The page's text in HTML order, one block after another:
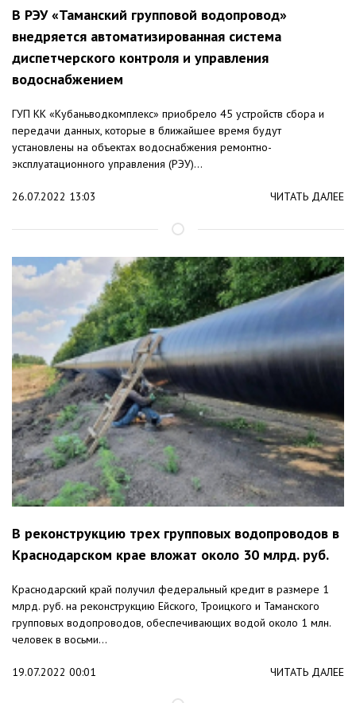
В РЭУ «Таманский групповой водопровод»
внедряется автоматизированная система
диспетчерского контроля и управления
водоснабжением
ГУП КК «Кубаньводкомплекс» приобрело 45 устройств сбора и
передачи данных, которые в ближайшее время будут
установлены на объектах водоснабжения ремонтно-
эксплуатационного управления (РЭУ)...
26.07.2022 13:03 ЧИТАТЬ ДАЛЕЕ
В реконструкцию трех групповых водопроводов в
Краснодарском крае вложат около 30 млрд. руб.
Краснодарский край получил федеральный кредит в размере 1
млрд. руб. на реконструкцию Ейского, Троицкого и Таманского
групповых водопроводов, обеспечивающих водой около 1 млн.
человек в восьми...
19.07.2022 00:01 ЧИТАТЬ ДАЛЕЕ